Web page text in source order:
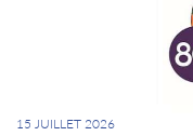
15 JUILLET 2026